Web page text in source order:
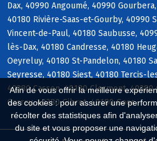
Afin de vous offrir la meilleure
des cookies : pour assurer une
récolter des statistiques afin
du site et vous proposer une
Dax, 40990 Angoumé, 40990
40180 Rivière-Saas-et-Gourby, 40990
Vincent-de-Paul, 40180 Saubusse,
lès-Dax, 40180 Candresse, 40180
Oeyreluy, 40180 St-Pandelon, 40180
Seyresse, 40180 Siest, 40180 Tercis-
40380 Cassen, 40180 Clermont,
Garrey, 40380 Gibret, 40180 Goos